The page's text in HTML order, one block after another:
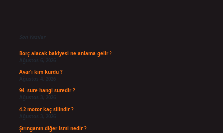
Son Yazılar
Borç alacak bakiyesi ne anlama gelir ?
Ağustos 6, 2026
Avar’ı kim kurdu ?
Ağustos 4, 2026
94. sure hangi suredir ?
Ağustos 3, 2026
4.2 motor kaç silindir ?
Ağustos 3, 2026
Şırınganın diğer ismi nedir ?